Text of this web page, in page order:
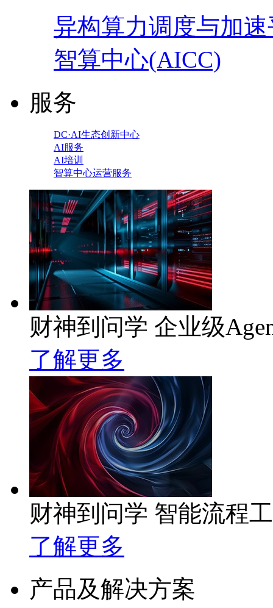
异构算力调度与加
智算中心(AICC)
服务
DC·AI生态创新中心
AI服务
AI培训
智算中心运营服务
财神到问学 企业级
了解更多
财神到问学 智能流程
了解更多
产品及解决方案